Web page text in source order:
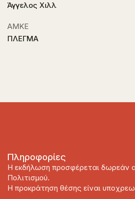
Άγγελος Χιλλ
ΑΜΚΕ
ΠΛΕΓΜΑ
Πληροφορίες
Η εκδήλωση προσφέρεται δωρεάν
Πολιτισμού.
Η προκράτηση θέσης είναι